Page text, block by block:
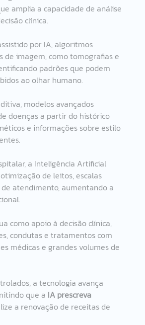
amplia a capacidade de análise
clínica.
por IA, algoritmos
de imagem, como tomografias e
padrões que podem
ao olhar humano.
modelos avançados
doenças a partir do histórico
e informações sobre estilo
a Inteligência Artificial
de leitos, escalas
de atendimento, aumentando a
como apoio à decisão clínica,
condutas e tratamentos com
médicas e grandes volumes de
a tecnologia avança
que a IA prescreva
a renovação de receitas de